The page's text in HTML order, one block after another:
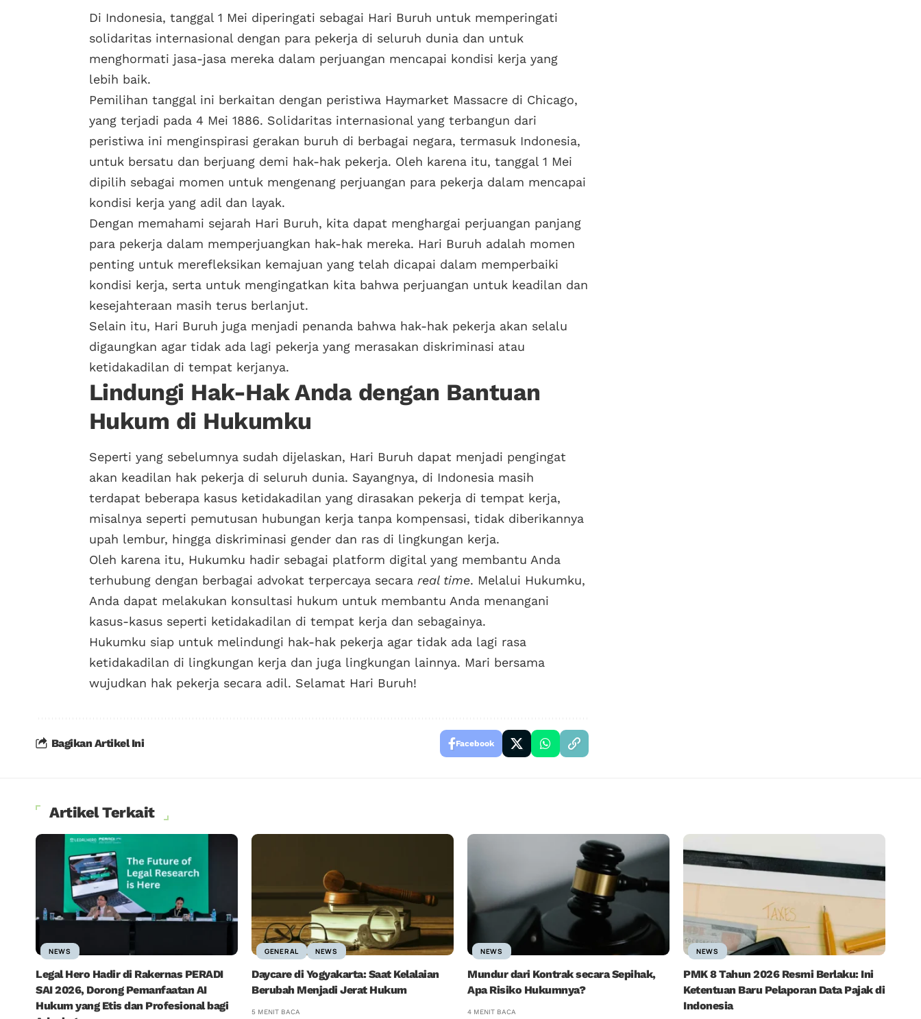
Di Indonesia, tanggal 1 Mei diperingati sebagai Hari Buruh untuk memperingati
solidaritas internasional dengan para pekerja di seluruh dunia dan untuk
menghormati jasa-jasa mereka dalam perjuangan mencapai kondisi kerja yang
lebih baik.
Pemilihan tanggal ini berkaitan dengan peristiwa Haymarket Massacre di Chicago,
yang terjadi pada 4 Mei 1886. Solidaritas internasional yang terbangun dari
peristiwa ini menginspirasi gerakan buruh di berbagai negara, termasuk Indonesia,
untuk bersatu dan berjuang demi hak-hak pekerja. Oleh karena itu, tanggal 1 Mei
dipilih sebagai momen untuk mengenang perjuangan para pekerja dalam mencapai
kondisi kerja yang adil dan layak.
Dengan memahami sejarah Hari Buruh, kita dapat menghargai perjuangan panjang
para pekerja dalam memperjuangkan hak-hak mereka. Hari Buruh adalah momen
penting untuk merefleksikan kemajuan yang telah dicapai dalam memperbaiki
kondisi kerja, serta untuk mengingatkan kita bahwa perjuangan untuk keadilan dan
kesejahteraan masih terus berlanjut.
Selain itu, Hari Buruh juga menjadi penanda bahwa hak-hak pekerja akan selalu
digaungkan agar tidak ada lagi pekerja yang merasakan diskriminasi atau
ketidakadilan di tempat kerjanya.
Lindungi Hak-Hak Anda dengan Bantuan
Hukum di Hukumku
Seperti yang sebelumnya sudah dijelaskan, Hari Buruh dapat menjadi pengingat
akan keadilan hak pekerja di seluruh dunia. Sayangnya, di Indonesia masih
terdapat beberapa kasus ketidakadilan yang dirasakan pekerja di tempat kerja,
misalnya seperti pemutusan hubungan kerja tanpa kompensasi, tidak diberikannya
upah lembur, hingga diskriminasi gender dan ras di lingkungan kerja.
Oleh karena itu, Hukumku hadir sebagai platform digital yang membantu Anda
terhubung dengan berbagai advokat terpercaya secara real time. Melalui Hukumku,
Anda dapat melakukan konsultasi hukum untuk membantu Anda menangani
kasus-kasus seperti ketidakadilan di tempat kerja dan sebagainya.
Hukumku siap untuk melindungi hak-hak pekerja agar tidak ada lagi rasa
ketidakadilan di lingkungan kerja dan juga lingkungan lainnya. Mari bersama
wujudkan hak pekerja secara adil. Selamat Hari Buruh!
Bagikan Artikel Ini Facebook
Artikel Terkait
NEWS
Legal Hero Hadir di Rakernas PERADI
SAI 2026, Dorong Pemanfaatan AI
Hukum yang Etis dan Profesional bagi
GENERAL NEWS
Daycare di Yogyakarta: Saat Kelalaian
Berubah Menjadi Jerat Hukum
5 MENIT BACA
NEWS
Mundur dari Kontrak secara Sepihak,
Apa Risiko Hukumnya?
4 MENIT BACA
NEWS
PMK 8 Tahun 2026 Resmi Berlaku: Ini
Ketentuan Baru Pelaporan Data Pajak di
Indonesia